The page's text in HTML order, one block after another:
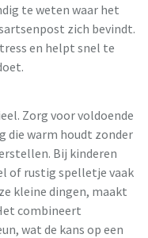
te weten waar het
zich bevindt.
en helpt snel te
Zorg voor voldoende
die warm houdt zonder
Bij kinderen
of rustig spelletje vaak
kleine dingen, maakt
combineert
wat de kans op een